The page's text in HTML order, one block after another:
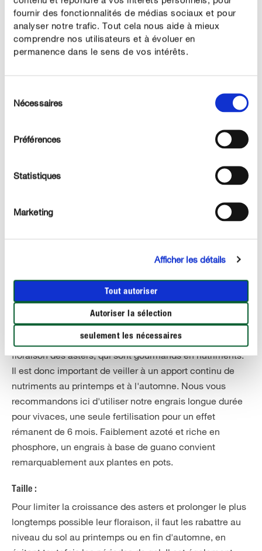
fournir des fonctionnalités de médias sociaux et pour
analyser notre trafic. Tout cela nous aide à mieux
comprendre nos utilisateurs et à évoluer en
permanence dans le sens de vos intérêts.
duNécessaires
Préférences
Statistiques
Marketing
Afficher les détails
Tout autoriser
Autoriser la sélection
seulement les nécessaires
Notre CONSEIL
Combiner plusieurs variétés d'asters permet de
Entretien des asters
Arrosez régulièrement pour un bon équilibre
des maladies cryptogamiques. C'est pourquoi il faut
toujours arroser les plantes avec modération.
Une fertilisation bien adaptée peut influencer
l'épanouissement et la persistance de la magnifique
floraison des asters, qui sont gourmands en nutriments.
Il est donc important de veiller à un apport continu de
nutriments au printemps et à l'automne. Nous vous
recommandons ici d'utiliser notre engrais longue durée
pour vivaces, une seule fertilisation pour un effet
rémanent de 6 mois. Faiblement azoté et riche en
phosphore, un engrais à base de guano convient
remarquablement aux plantes en pots.
Taille :
Pour limiter la croissance des asters et prolonger le plus
longtemps possible leur floraison, il faut les rabattre au
niveau du sol au printemps ou en fin d'automne, en